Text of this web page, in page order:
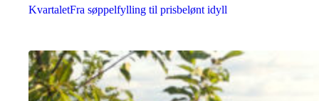
KvartaletFra søppelfylling til prisbelønt idyll